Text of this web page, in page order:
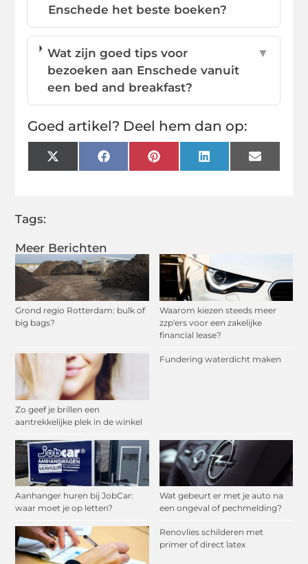
Meer Berichten
Grond regio Rotterdam: bulk of
big bags?
Waarom kiezen steeds meer
zzp'ers voor een zakelijke
financial lease?
Zo geef je brillen een
aantrekkelijke plek in de winkel
Fundering waterdicht maken
Aanhanger huren bij JobCar:
waar moet je op letten?
Wat gebeurt er met je auto na
een ongeval of pechmelding?
Renovlies schilderen met
primer of direct latex
Enschede het beste boeken?
Wat zijn goed tips voor
bezoeken aan Enschede vanuit
een bed and breakfast?
▼
Goed artikel? Deel hem dan op:
X
(Twitter)
FacebookPinterestLinkedInEmail
Tags: